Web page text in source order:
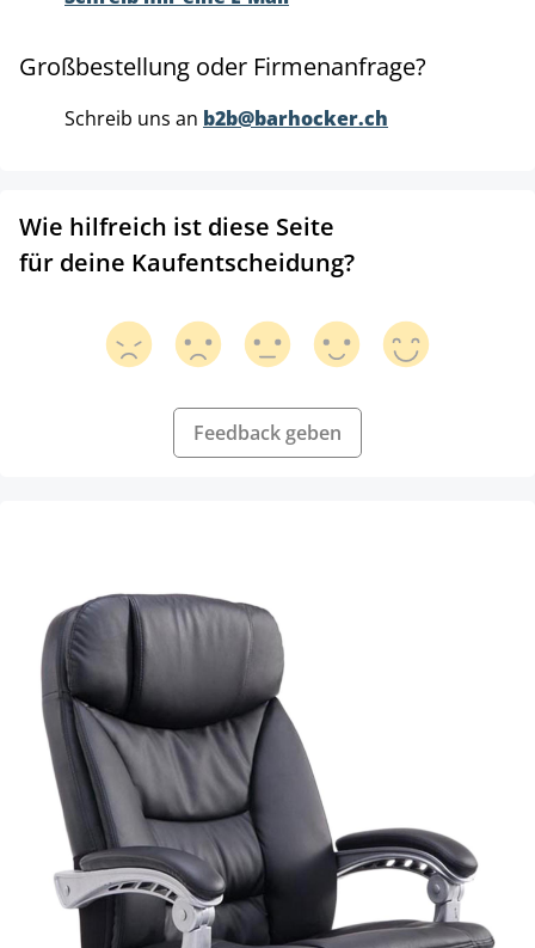
Großbestellung oder Firmenanfrage?
Schreib uns an b2b@barhocker.ch
Wie hilfreich ist diese Seite
für deine Kaufentscheidung?
Feedback geben